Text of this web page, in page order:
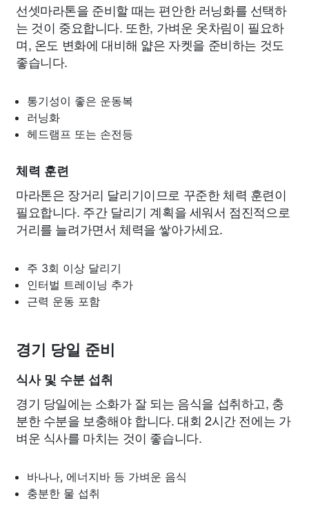
선셋마라톤을 준비할 때는 편안한 러닝화를 선택하
는 것이 중요합니다. 또한, 가벼운 옷차림이 필요하
며, 온도 변화에 대비해 얇은 자켓을 준비하는 것도
좋습니다.
통기성이 좋은 운동복
러닝화
헤드램프 또는 손전등
체력 훈련
마라톤은 장거리 달리기이므로 꾸준한 체력 훈련이
필요합니다. 주간 달리기 계획을 세워서 점진적으로
거리를 늘려가면서 체력을 쌓아가세요.
주 3회 이상 달리기
인터벌 트레이닝 추가
근력 운동 포함
경기 당일 준비
식사 및 수분 섭취
경기 당일에는 소화가 잘 되는 음식을 섭취하고, 충
분한 수분을 보충해야 합니다. 대회 2시간 전에는 가
벼운 식사를 마치는 것이 좋습니다.
바나나, 에너지바 등 가벼운 음식
충분한 물 섭취